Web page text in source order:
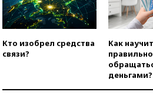
Кто изобрел средства
связи?
Как
правильно
деньгами?